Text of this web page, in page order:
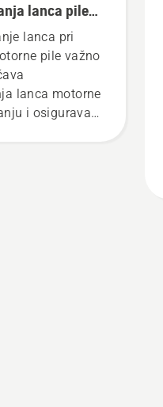
lanca pile
pililanca pri
pile važno
lanca motorne
i osigurava